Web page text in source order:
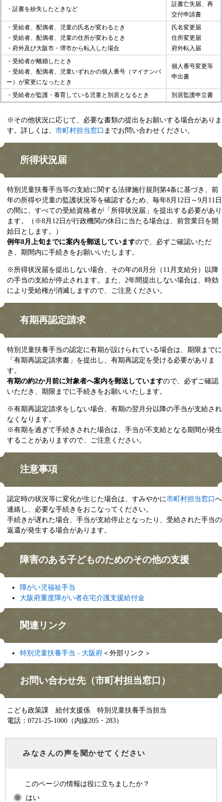
・証書を紛失したときなど
証書亡失届、再
交付申請書
・受給者、配偶者、児童の氏名が変わるとき
・受給者、配偶者、児童の住所が変わるとき
・府外及び大阪市・堺市から転入した場合
氏名変更届
住所変更届
府外転入届
・受給者が離婚したとき
・受給者、配偶者、児童いずれかの個人番号（マイナンバ
ー）が変更になったとき
個人番号変更等
申出書
・受給者が監護・養育している児童と別居となるとき 別居監護申立書
※その他状況に応じて、必要な書類の提出をお願いする場合がありま
す。詳しくは、 市町村担当窓口 までお問い合わせください。​​
所得状況届
特別児童扶養⼿当等の⽀給に関する法律施⾏規則第4条に基づき、前
年の所得や児童の監護状況等を確認するため、毎年8月12日～9月11日
の間に、すべての受給資格者が「所得状況届」を提出する必要があり
ます。（※8⽉12⽇が⾏政機関の休⽇に当たる場合は、前営業⽇を開
始⽇とします。）​
例年8月上旬までに案内を郵送していますので、必ずご確認いただ
き、期間内に手続きをお願いいたします。
※所得状況届を提出しない場合、その年の8月分（11月支給分）以降
の手当の支給が停止されます。また、2年間提出しない場合は、時効
により受給権が消滅しますので、ご注意ください。​
有期再認定請求
特別児童扶養手当の認定に有期が設けられている場合は、期限までに
「有期再認定請求書」を提出し、有期再認定を受ける必要がありま
す。
有期の約2か月前に対象者へ案内を郵送していますので、必ずご確認
いただき、期限までに手続きをお願いいたします。
※有期再認定請求をしない場合、有期の翌月分以降の手当が支給され
なくなります。
※有期を過ぎて手続きされた場合は、手当が不支給となる期間が発生
することがありますので、ご注意ください。​
注意事項
認定時の状況等に変化が生じた場合は、すみやかに市町村担当窓口 へ
連絡し、必要な手続きをおこなってください。
手続きが遅れた場合、手当が支給停止となったり、受給された手当の
返還が発生する場合があります。
障害のある子どものためのその他の支援
障がい児福祉手当
大阪府重度障がい者在宅介護支援給付金
関連リンク​
特別児童扶養手当 - 大阪府 ＜外部リンク＞
​​お問い合わせ先（市町村担当窓口）
こども政策課 給付支援係 特別児童扶養手当担当
電話：0721-25-1000（内線205・283）
みなさんの声を聞かせてください
このページの情報は役に立ちましたか？
はい